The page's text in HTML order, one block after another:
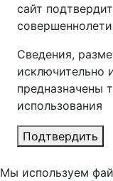
сайт
Сведения,
исключительно
предназначены
использования
Подтвердить
Мы используем